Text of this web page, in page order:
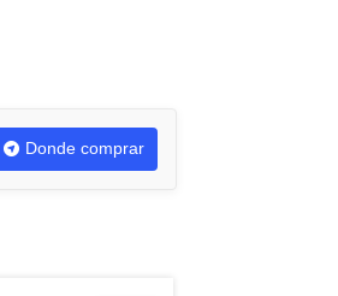
Donde comprar